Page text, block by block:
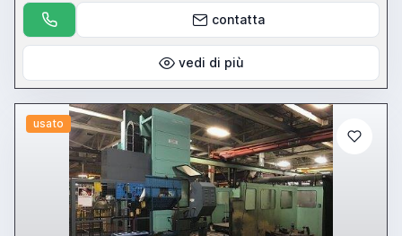
contatta
vedi di più
usato